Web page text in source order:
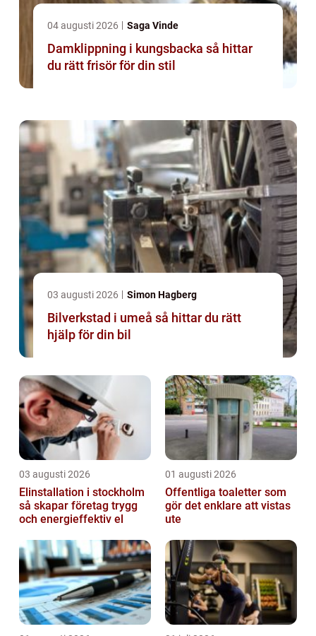
04 augusti 2026 Saga Vinde
Damklippning i kungsbacka så hittar
du rätt frisör för din stil
03 augusti 2026 Simon Hagberg
Bilverkstad i umeå så hittar du rätt
hjälp för din bil
03 augusti 2026
Elinstallation i stockholm
så skapar företag trygg
och energieffektiv el
01 augusti 2026
Offentliga toaletter som
gör det enklare att vistas
ute